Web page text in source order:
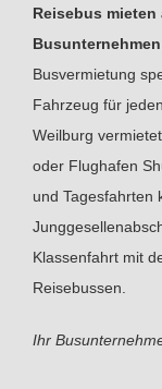
Reisebus
Busvermietung
Fahrzeug für
Weilburg
oder Flughafen
und Tagesfahrten
Klassenfahrt mit
Reisebussen.
Ihr